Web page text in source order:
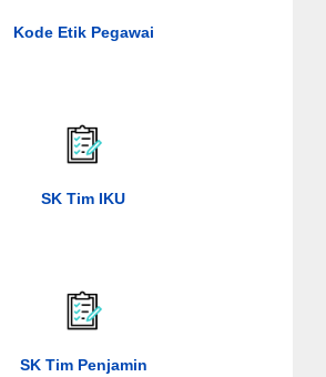
Kode Etik Pegawai
SK Tim IKU
SK Tim Penjamin